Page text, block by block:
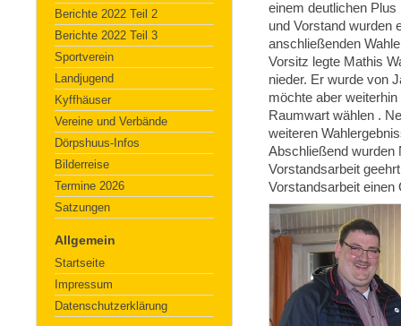
Berichte 2022 Teil 2
Berichte 2022 Teil 3
Sportverein
Landjugend
Kyffhäuser
Vereine und Verbände
Dörpshuus-Infos
Bilderreise
Termine 2026
Satzungen
Allgemein
Startseite
Impressum
Datenschutzerklärung
einem deutlichen
und Vorstand wurden
anschließenden
Vorsitz legte Mathis
nieder. Er wurde von
möchte aber
Raumwart wählen .
weiteren
Abschließend wurden
Vorstandsarbeit
Vorstandsarbeit einen